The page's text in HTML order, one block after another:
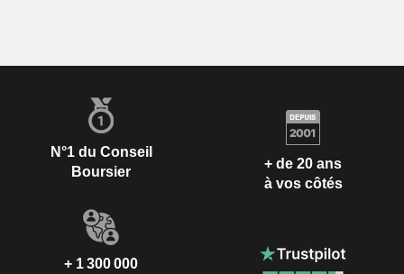
N°1 du Conseil
Boursier
+ de 20 ans
à vos côtés
+ 1 300 000